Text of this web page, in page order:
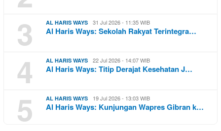
3 AL HARIS WAYS 31 Jul 2026 - 11:35 WIB
Al Haris Ways: Sekolah Rakyat Terintegra…
4 AL HARIS WAYS 22 Jul 2026 - 14:07 WIB
Al Haris Ways: Titip Derajat Kesehatan J…
5 AL HARIS WAYS 19 Jul 2026 - 13:03 WIB
Al Haris Ways: Kunjungan Wapres Gibran k…